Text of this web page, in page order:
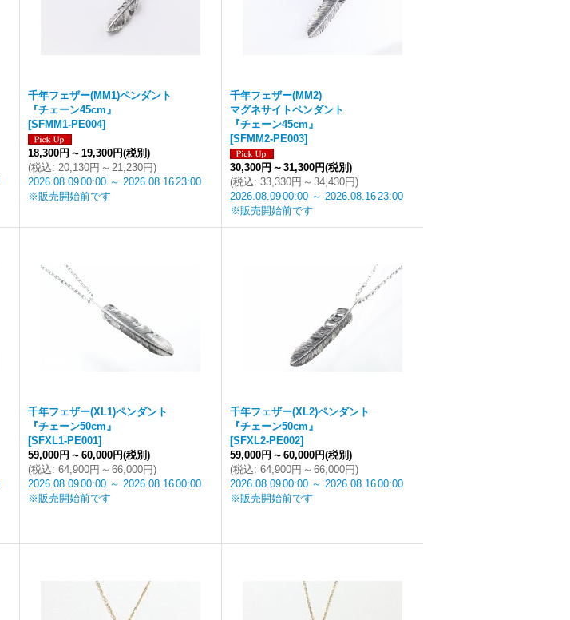
千年フェザー(MM1)ペンダント
『チェーン45cm』
[SFMM1-PE004]
18,300円 ～ 19,300円(税別)
(税込: 20,130円 ～ 21,230円)
2026.08.0900:00 ～ 2026.08.1623:00
※販売開始前です
千年フェザー(MM2)
マグネサイトペンダント
『チェーン45cm』
[SFMM2-PE003]
30,300円 ～ 31,300円(税別)
(税込: 33,330円 ～ 34,430円)
2026.08.0900:00 ～ 2026.08.1623:00
※販売開始前です
千年フェザー(XL1)ペンダント
『チェーン50cm』
[SFXL1-PE001]
59,000円 ～ 60,000円(税別)
(税込: 64,900円 ～ 66,000円)
2026.08.0900:00 ～ 2026.08.1600:00
※販売開始前です
千年フェザー(XL2)ペンダント
『チェーン50cm』
[SFXL2-PE002]
59,000円 ～ 60,000円(税別)
(税込: 64,900円 ～ 66,000円)
2026.08.0900:00 ～ 2026.08.1600:00
※販売開始前です